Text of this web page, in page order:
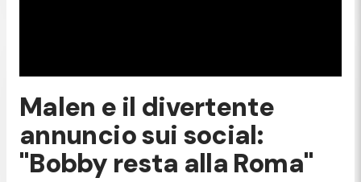
Malen e il divertente
annuncio sui social:
"Bobby resta alla Roma"